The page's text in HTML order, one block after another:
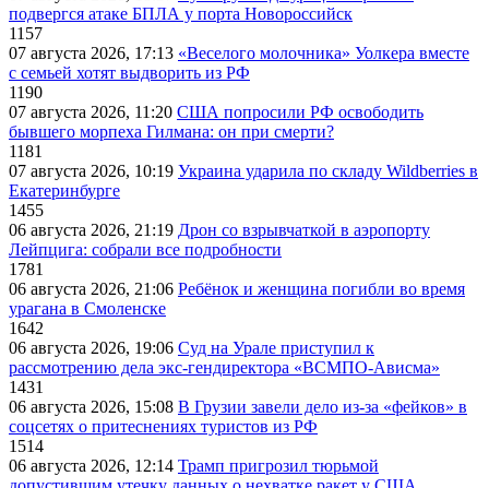
подвергся атаке БПЛА у порта Новороссийск
1157
07 августа 2026, 17:13 «Веселого молочника» Уолкера вместе
с семьей хотят выдворить из РФ
1190
07 августа 2026, 11:20 США попросили РФ освободить
бывшего морпеха Гилмана: он при смерти?
1181
07 августа 2026, 10:19 Украина ударила по складу Wildberries в
Екатеринбурге
1455
06 августа 2026, 21:19 Дрон со взрывчаткой в аэропорту
Лейпцига: собрали все подробности
1781
06 августа 2026, 21:06 Ребёнок и женщина погибли во время
урагана в Смоленске
1642
06 августа 2026, 19:06 Суд на Урале приступил к
рассмотрению дела экс-гендиректора «ВСМПО-Ависма»
1431
06 августа 2026, 15:08 В Грузии завели дело из-за «фейков» в
соцсетях о притеснениях туристов из РФ
1514
06 августа 2026, 12:14 Трамп пригрозил тюрьмой